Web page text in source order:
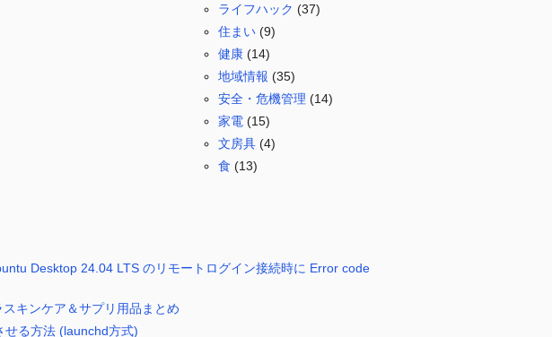
ライフハック (37)
住まい (9)
健康 (14)
地域情報 (35)
安全・危機管理 (14)
家電 (15)
文房具 (4)
食 (13)
Desktop 24.04 LTS のリモートログイン接続時に Error code
キンケア＆サプリ用品まとめ
せる方法 (launchd方式)